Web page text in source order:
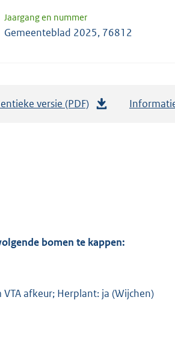
Jaargang en nummer
Gemeenteblad 2025, 76812
versie (PDF)
r
t
bomen te kappen:
afkeur; Herplant: ja (Wijchen)